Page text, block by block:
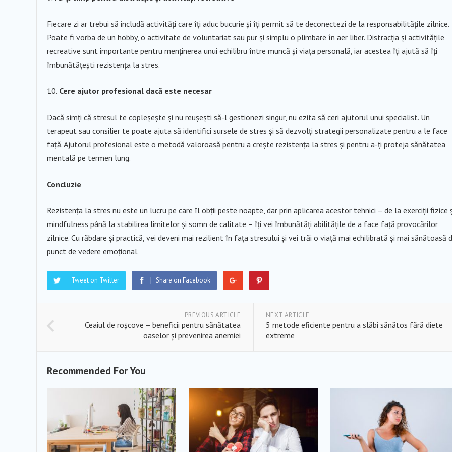
Fiecare zi ar trebui să includă activități care îți aduc bucurie și îți permit să te deconectezi de la responsabilitățile zilnice.
Poate fi vorba de un hobby, o activitate de voluntariat sau pur și simplu o plimbare în aer liber. Distracția și activitățile
recreative sunt importante pentru menținerea unui echilibru între muncă și viața personală, iar acestea îți ajută să îți
îmbunătățești rezistența la stres.
Cere ajutor profesional dacă este necesar
Dacă simți că stresul te copleșește și nu reușești să-l gestionezi singur, nu ezita să ceri ajutorul unui specialist. Un
terapeut sau consilier te poate ajuta să identifici sursele de stres și să dezvolți strategii personalizate pentru a le face
față. Ajutorul profesional este o metodă valoroasă pentru a crește rezistența la stres și pentru a-ți proteja sănătatea
mentală pe termen lung.
Concluzie
Rezistența la stres nu este un lucru pe care îl obții peste noapte, dar prin aplicarea acestor tehnici – de la exerciții fizice
mindfulness până la stabilirea limitelor și somn de calitate – îți vei îmbunătăți abilitățile de a face față provocărilor
zilnice. Cu răbdare și practică, vei deveni mai rezilient în fața stresului și vei trăi o viață mai echilibrată și mai sănătoasă
punct de vedere emoțional.
Tweet on Twitter Share on Facebook
PREVIOUS ARTICLE
Ceaiul de roșcove – beneficii pentru sănătatea
oaselor și prevenirea anemiei
NEXT ARTICLE
5 metode eficiente pentru a slăbi sănătos fără diete
extreme
Recommended For You